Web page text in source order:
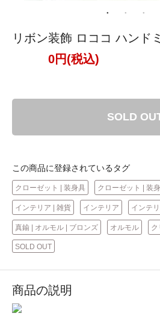
リボン装飾 ロココ ハンド
0円(税込)
SOLD
この商品に登録されているタグ
クローゼット | 装身具 クローゼット | 装
インテリア | 雑貨 インテリア インテ
真鍮 | オルモル | ブロンズ オルモル ク
SOLD OUT
商品の説明